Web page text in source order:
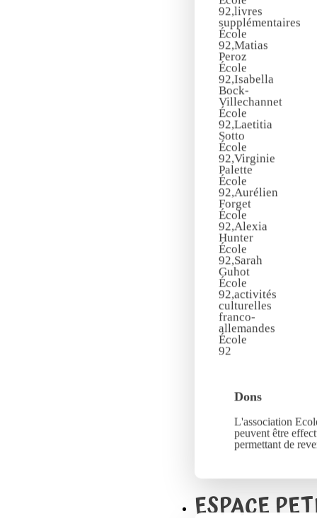
Dons
L'association
peuvent être
permettant de
ESPACE